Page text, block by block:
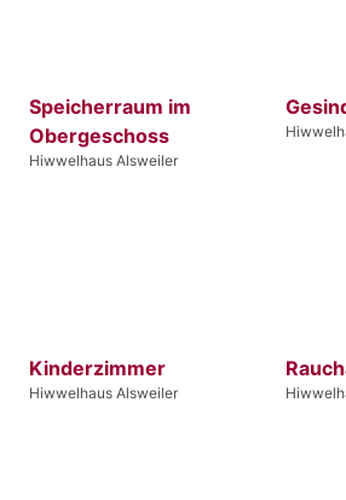
Speicherraum im
Obergeschoss
Hiwwelhaus Alsweiler
Kinderzimmer
Hiwwelhaus Alsweiler